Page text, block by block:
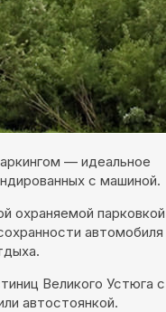
— идеальное
с машиной.
охраняемой парковкой
автомобиля
Великого Устюга с
автостоянкой.